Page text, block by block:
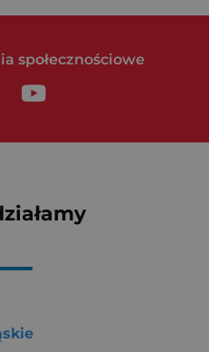
społecznościowe
Y
o
t
e